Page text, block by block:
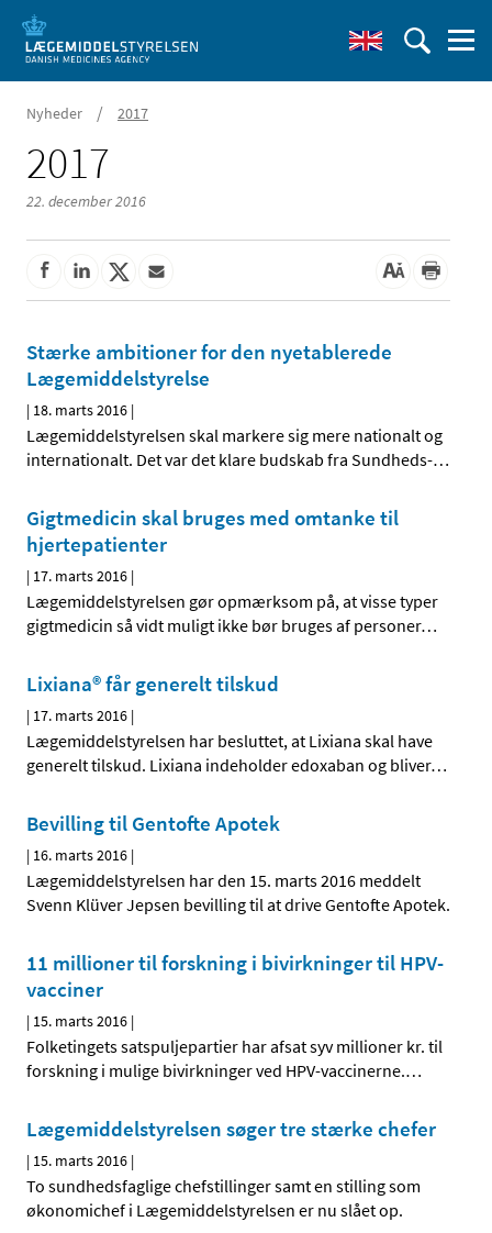
Nyheder / 2017
2017
22. december 2016
Stærke ambitioner for den nyetablerede
Lægemiddelstyrelse
| 18. marts 2016 |
Lægemiddelstyrelsen skal markere sig mere nationalt og
internationalt. Det var det klare budskab fra Sundheds-…
Gigtmedicin skal bruges med omtanke til
hjertepatienter
| 17. marts 2016 |
Lægemiddelstyrelsen gør opmærksom på, at visse typer
gigtmedicin så vidt muligt ikke bør bruges af personer…
Lixiana® får generelt tilskud
| 17. marts 2016 |
Lægemiddelstyrelsen har besluttet, at Lixiana skal have
generelt tilskud. Lixiana indeholder edoxaban og bliver…
Bevilling til Gentofte Apotek
| 16. marts 2016 |
Lægemiddelstyrelsen har den 15. marts 2016 meddelt
Svenn Klüver Jepsen bevilling til at drive Gentofte Apotek.
11 millioner til forskning i bivirkninger til HPV-
vacciner
| 15. marts 2016 |
Folketingets satspuljepartier har afsat syv millioner kr. til
forskning i mulige bivirkninger ved HPV-vaccinerne.…
Lægemiddelstyrelsen søger tre stærke chefer
| 15. marts 2016 |
To sundhedsfaglige chefstillinger samt en stilling som
økonomichef i Lægemiddelstyrelsen er nu slået op.